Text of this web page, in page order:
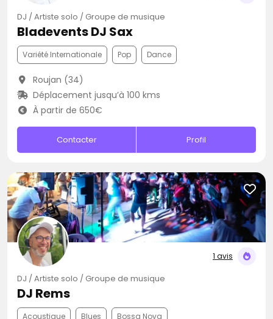
DJ / Artiste solo / Groupe de musique
Bladevents DJ Sax
Variété Internationale Pop Dance
Roujan (34)
Déplacement jusqu’à 100 kms
À partir de 650€
Contacter Profil
1 avis
DJ / Artiste solo / Groupe de musique
DJ Rems
Acoustique Blues Bossa Nova